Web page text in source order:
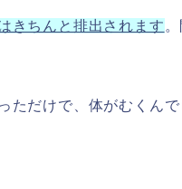
きちんと排出されます
だけで、体がむくんで